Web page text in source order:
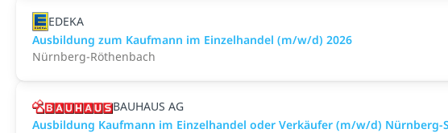
EDEKA
Ausbildung zum Kaufmann im Einzelhandel (m/w/d) 2026
Nürnberg-Röthenbach
BAUHAUS AG
Ausbildung Kaufmann im Einzelhandel oder Verkäufer (m/w/d) Nürnberg-